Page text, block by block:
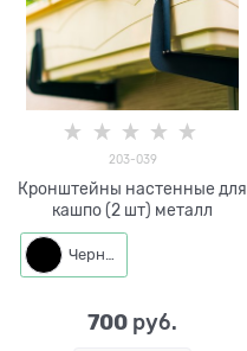
203-039
Кронштейны настенные для
кашпо (2 шт) металл
Черный
700 руб.